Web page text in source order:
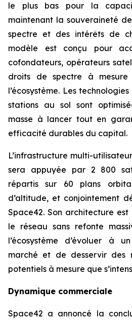
le plus bas pour la
maintenant la souveraineté
spectre et des intérêts de
modèle est conçu pour
cofondateurs, opérateurs
droits de spectre à
l’écosystème. Les
stations au sol sont
masse à lancer tout en
efficacité durables du capital.
L’infrastructure multi-
sera appuyée par 2 800
répartis sur 60 plans
d’altitude, et conjointement
Space42. Son architecture
le réseau sans refonte
l’écosystème d’évoluer à
marché et de desservir des
potentiels à mesure que
Dynamique commerciale
Space42 a annoncé la